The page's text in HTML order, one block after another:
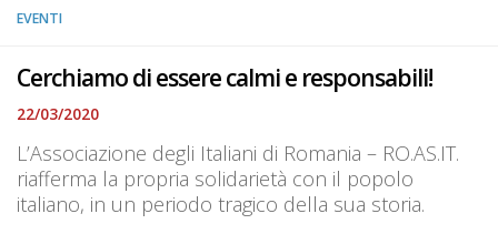
EVENTI
Cerchiamo di essere calmi e responsabili!
22/03/2020
L’Associazione degli Italiani di Romania – RO.AS.IT.
riafferma la propria solidarietà con il popolo
italiano, in un periodo tragico della sua storia.